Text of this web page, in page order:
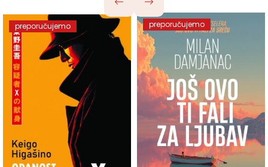
preporučujemo preporučujemo